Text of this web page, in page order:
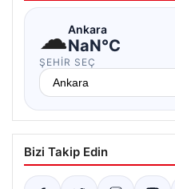
☁Ankara
NaN°C
ŞEHIR SEÇ
Bizi Takip Edin